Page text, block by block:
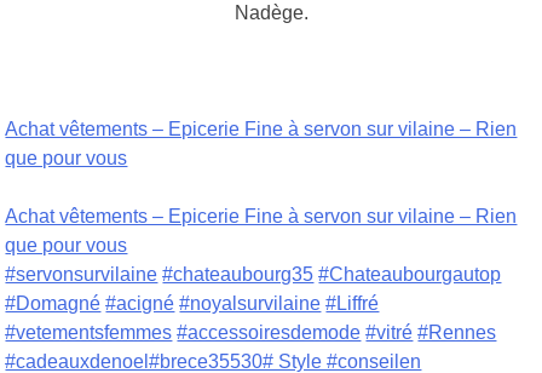
Nadège.
Achat vêtements – Epicerie Fine à servon sur vilaine – Rien
que pour vous
Achat vêtements – Epicerie Fine à servon sur vilaine – Rien
que pour vous
#servonsurvilaine #chateaubourg35 #Chateaubourgautop
#Domagné #acigné #noyalsurvilaine #Liffré
#vetementsfemmes #accessoiresdemode #vitré #Rennes
#cadeauxdenoel#brece35530# Style #conseilen